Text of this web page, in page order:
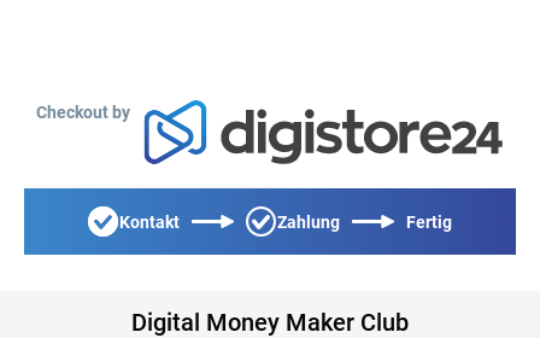
Checkout by
Kontakt Zahlung Fertig
Digital Money Maker Club